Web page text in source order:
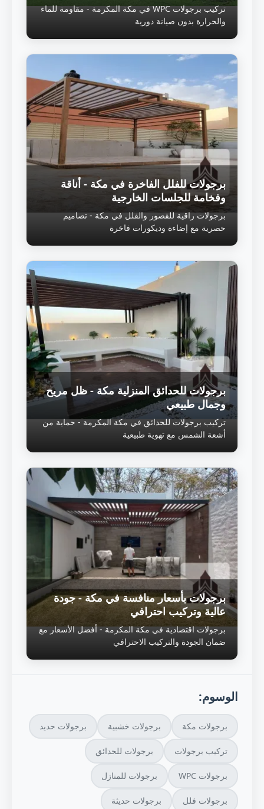
تركيب برجولات WPC في مكة المكرمة - مقاومة للماء
والحرارة بدون صيانة دورية
برجولات للفلل الفاخرة في مكة - أناقة
وفخامة للجلسات الخارجية
برجولات راقية للقصور والفلل في مكة - تصاميم
حصرية مع إضاءة وديكورات فاخرة
برجولات للحدائق المنزلية مكة - ظل مريح
وجمال طبيعي
تركيب برجولات للحدائق في مكة المكرمة - حماية من
أشعة الشمس مع تهوية طبيعية
برجولات بأسعار منافسة في مكة - جودة
عالية وتركيب احترافي
برجولات اقتصادية في مكة المكرمة - أفضل الأسعار مع
ضمان الجودة والتركيب الاحترافي
الوسوم:
برجولات مكة برجولات خشبية برجولات حديد
تركيب برجولات برجولات للحدائق
برجولات WPC برجولات للمنازل
برجولات فلل برجولات حديثة